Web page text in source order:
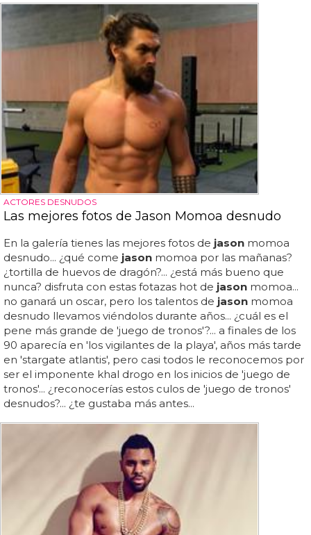
ACTORES DESNUDOS
Las mejores fotos de Jason Momoa desnudo
En la galería tienes las mejores fotos de jason momoa
desnudo... ¿qué come jason momoa por las mañanas?
¿tortilla de huevos de dragón?... ¿está más bueno que
nunca? disfruta con estas fotazas hot de jason momoa...
no ganará un oscar, pero los talentos de jason momoa
desnudo llevamos viéndolos durante años... ¿cuál es el
pene más grande de 'juego de tronos'?... a finales de los
90 aparecía en 'los vigilantes de la playa', años más tarde
en 'stargate atlantis', pero casi todos le reconocemos por
ser el imponente khal drogo en los inicios de 'juego de
tronos'... ¿reconocerías estos culos de 'juego de tronos'
desnudos?... ¿te gustaba más antes...